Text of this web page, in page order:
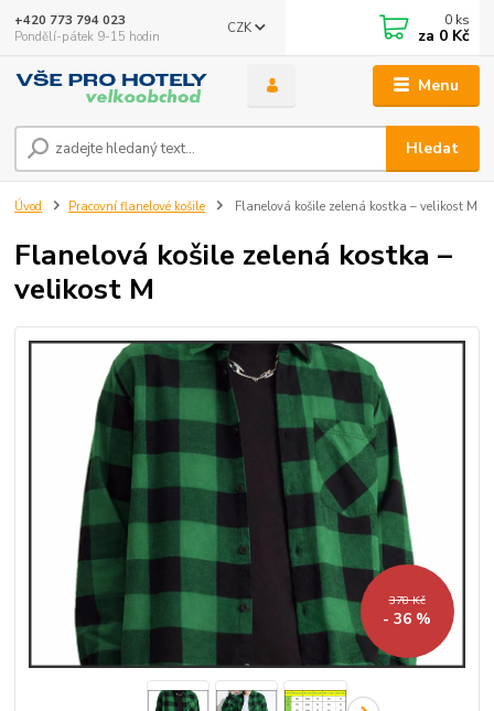
Menu
CZK
Hledat
+420 773 794 023
Pondělí-pátek 9-15 hodin
0 ks
za 0 Kč
Úvod Pracovní flanelové košile Flanelová košile zelená kostka – velikost M
Flanelová košile zelená kostka –
velikost M
378 Kč
- 36 %